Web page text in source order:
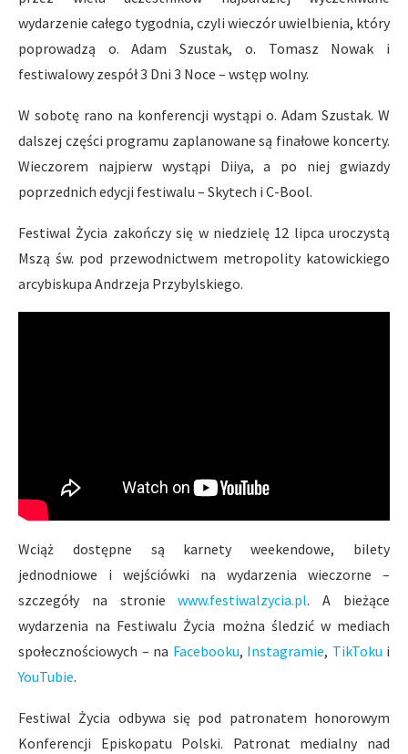
wydarzenie całego tygodnia, czyli wieczór uwielbienia, który
poprowadzą o. Adam Szustak, o. Tomasz Nowak i
festiwalowy zespół 3 Dni 3 Noce – wstęp wolny.
W sobotę rano na konferencji wystąpi o. Adam Szustak. W
dalszej części programu zaplanowane są finałowe koncerty.
Wieczorem najpierw wystąpi Diiya, a po niej gwiazdy
poprzednich edycji festiwalu – Skytech i C-Bool.
Festiwal Życia zakończy się w niedzielę 12 lipca uroczystą
Mszą św. pod przewodnictwem metropolity katowickiego
arcybiskupa Andrzeja Przybylskiego.
Wciąż dostępne są karnety weekendowe, bilety
jednodniowe i wejściówki na wydarzenia wieczorne –
szczegóły na stroniewww.festiwalzycia.pl. A bieżące
wydarzenia na Festiwalu Życia można śledzić w mediach
społecznościowych – na Facebooku, Instagramie, TikToku i
YouTubie.
Festiwal Życia odbywa się pod patronatem honorowym
Konferencji Episkopatu Polski. Patronat medialny nad